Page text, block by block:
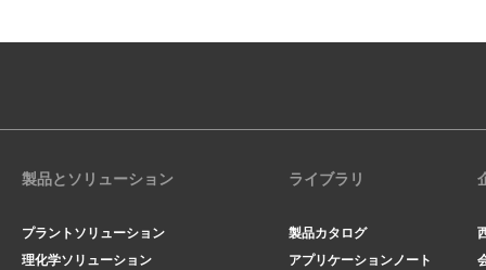
製品とソリューション
プラントソリューション
理化学ソリューション
ライブラリ
製品カタログ
アプリケーションノート